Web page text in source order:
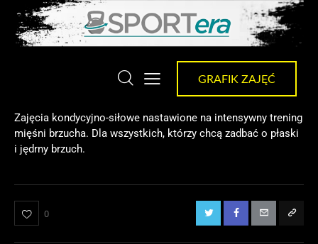
GRAFIK ZAJĘĆ
Zajęcia kondycyjno-siłowe nastawione na intensywny trening
mięśni brzucha. Dla wszystkich, którzy chcą zadbać o płaski
i jędrny brzuch.
0